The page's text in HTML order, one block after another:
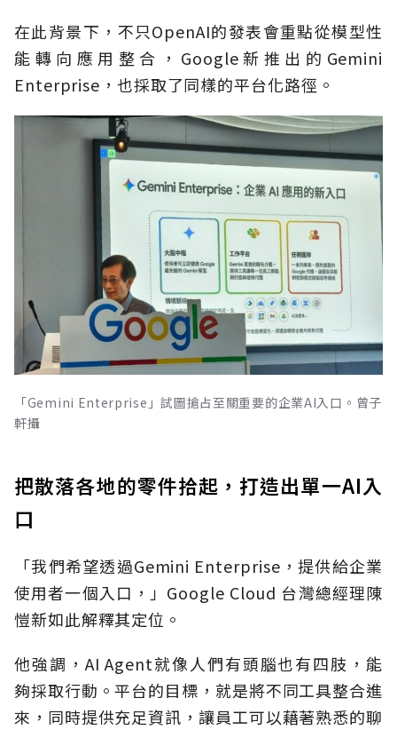
在此背景下，不只OpenAI的發表會重點從模型性
能轉向應用整合，Google新推出的Gemini
Enterprise，也採取了同樣的平台化路徑。
「Gemini Enterprise」試圖搶占至關重要的企業AI入口。曾子
軒攝
把散落各地的零件拾起，打造出單一AI入
口
「我們希望透過Gemini Enterprise，提供給企業
使用者一個入口，」Google Cloud 台灣總經理陳
愷新如此解釋其定位。
他強調，AI Agent就像人們有頭腦也有四肢，能
夠採取行動。平台的目標，就是將不同工具整合進
來，同時提供充足資訊，讓員工可以藉著熟悉的聊